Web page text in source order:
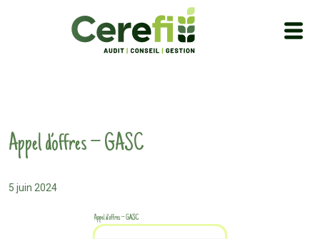
Appel d’offres – GASC
5 juin 2024